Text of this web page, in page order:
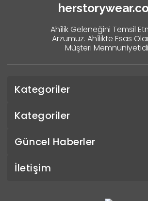
Ahîlik Geleneğini Temsil
Arzumuz. Ahîlikte Esas
Müşteri
Kategoriler
Kategoriler
Güncel Haberler
İletişim